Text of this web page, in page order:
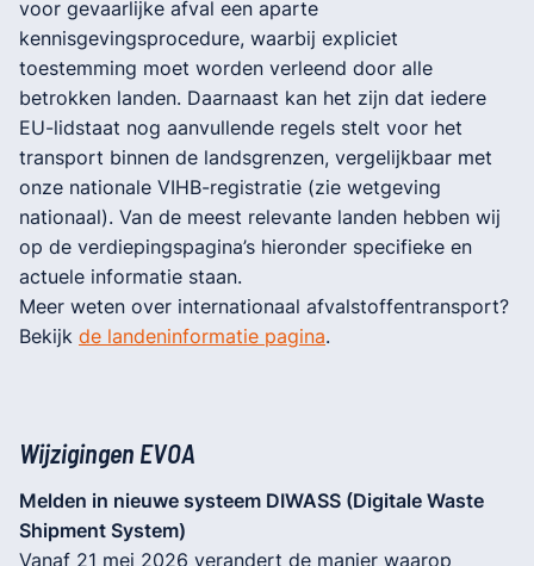
voor gevaarlijke afval een aparte
kennisgevingsprocedure, waarbij expliciet
toestemming moet worden verleend door alle
betrokken landen. Daarnaast kan het zijn dat iedere
EU-lidstaat nog aanvullende regels stelt voor het
transport binnen de landsgrenzen, vergelijkbaar met
onze nationale VIHB-registratie (zie wetgeving
nationaal). Van de meest relevante landen hebben wij
op de verdiepingspagina’s hieronder specifieke en
actuele informatie staan.
Meer weten over internationaal afvalstoffentransport?
Bekijk de landeninformatie pagina.
Wijzigingen EVOA
Melden in nieuwe systeem DIWASS (Digitale Waste
Shipment System)
Vanaf 21 mei 2026 verandert de manier waarop